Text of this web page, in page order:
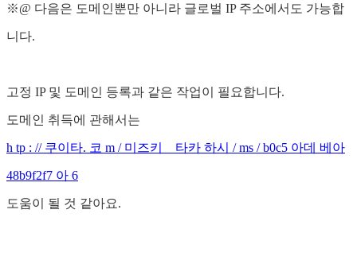
※@ 다음은 도메인뿐만 아니라 글로벌 IP 주소에서도 가능합
니다.
고정 IP 및 도메인 등록과 같은 작업이 필요합니다.
도메인 취득에 관해서는
h tp : // 쿠이타. 코 m / 미즈키 _ 타카 하시 / ms / b0c5 아데 베아
48b9f2f7 아 6
도움이 될 것 같아요.